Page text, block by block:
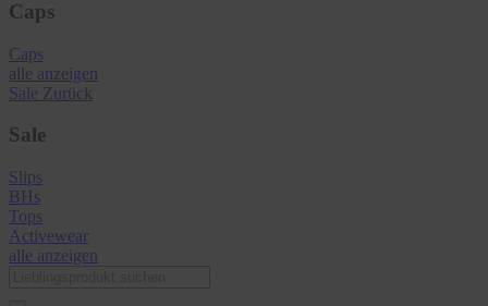
Caps
Caps
alle anzeigen
Sale Zurück
Sale
Slips
BHs
Tops
Activewear
alle anzeigen